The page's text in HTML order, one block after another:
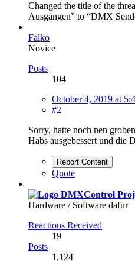
Changed the title of the
Ausgängen” to “DMX
Falko
Novice
Posts
104
October 4, 2019 at
#2
Sorry, hatte noch nen
Habs ausgebessert und die
Report Content
Quote
Hardware / Software dafur
Reactions Received
19
Posts
1,124